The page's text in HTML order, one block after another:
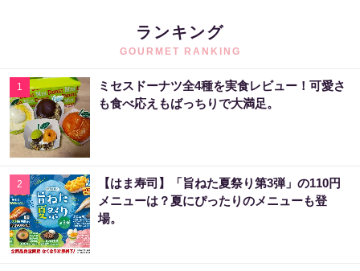
ランキング
GOURMET RANKING
1
ミセスドーナツ全4種を実食レビュー！可愛さ
も食べ応えもばっちりで大満足。
2
【はま寿司】「旨ねた夏祭り第3弾」の110円
メニューは？夏にぴったりのメニューも登
場。